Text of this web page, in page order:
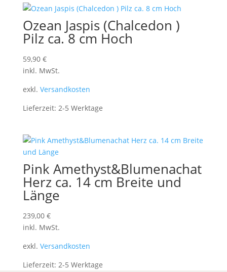
Ozean Jaspis (Chalcedon )
Pilz ca. 8 cm Hoch
59,90 €
inkl. MwSt.
exkl. Versandkosten
Lieferzeit: 2-5 Werktage
Pink Amethyst&Blumenachat
Herz ca. 14 cm Breite und
Länge
239,00 €
inkl. MwSt.
exkl. Versandkosten
Lieferzeit: 2-5 Werktage